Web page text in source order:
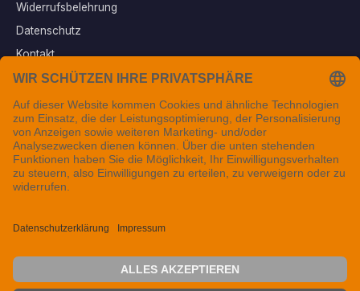
Widerrufsbelehrung
Datenschutz
Kontakt
Vertrag widerrufen
Sichere Zahlungsarten